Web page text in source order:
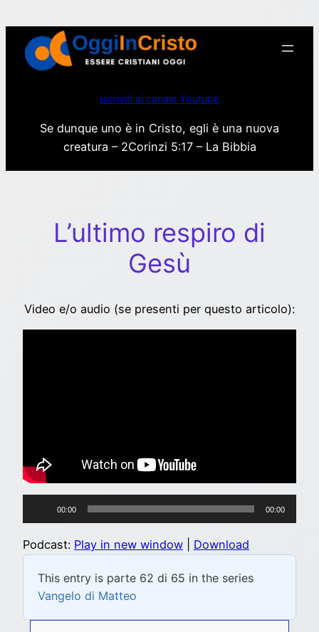
contenuto
Iscriviti al canale Youtube
Se dunque uno è in Cristo, egli è una nuova
creatura – 2Corinzi 5:17 – La Bibbia
L’ultimo respiro di
Gesù
Video e/o audio (se presenti per questo articolo):
Player
00:00 00:00
Podcast: Play in new window Download
This entry is parte 62 di 65 in the series
Vangelo di Matteo